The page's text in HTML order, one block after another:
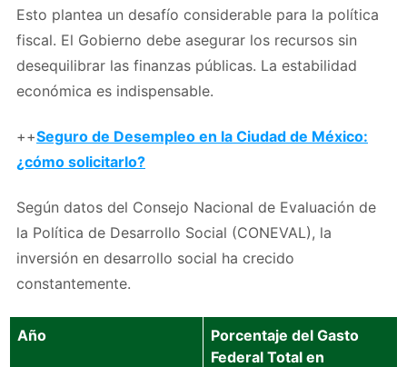
Esto plantea un desafío considerable para la política
fiscal. El Gobierno debe asegurar los recursos sin
desequilibrar las finanzas públicas. La estabilidad
económica es indispensable.
++Seguro de Desempleo en la Ciudad de México:
¿cómo solicitarlo?
Según datos del Consejo Nacional de Evaluación de
la Política de Desarrollo Social (CONEVAL), la
inversión en desarrollo social ha crecido
constantemente.
Año
Porcentaje del Gasto
Federal Total en